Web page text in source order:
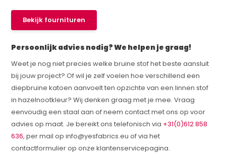
Bekijk fournituren
Persoonlijk advies nodig? We helpen je graag!
Weet je nog niet precies welke bruine stof het beste aansluit
bij jouw project? Of wil je zelf voelen hoe verschillend een
diepbruine katoen aanvoelt ten opzichte van een linnen stof
in hazelnootkleur? Wij denken graag met je mee. Vraag
eenvoudig een staal aan of neem contact met ons op voor
advies op maat. Je bereikt ons telefonisch via +31(0)612 858
636, per mail opinfo@yesfabrics.eu of via het
contactformulier op onze klantenservicepagina.